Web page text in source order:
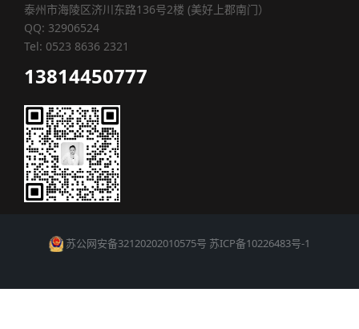
泰州市海陵区济川东路136号2楼 (美好上郡南门）
QQ: 32906524
Tel: 0523 8636 2321
13814450777
苏公网安备32120202010575号 苏ICP备10226483号-1